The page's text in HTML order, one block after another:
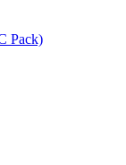
Pack)